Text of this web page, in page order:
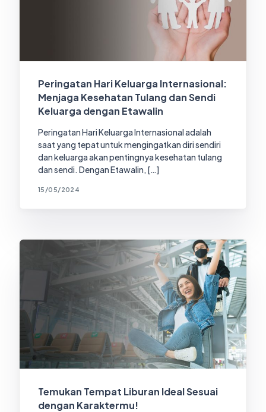
Peringatan Hari Keluarga Internasional:
Menjaga Kesehatan Tulang dan Sendi
Keluarga dengan Etawalin
Peringatan Hari Keluarga Internasional adalah
saat yang tepat untuk mengingatkan diri sendiri
dan keluarga akan pentingnya kesehatan tulang
dan sendi. Dengan Etawalin, […]
15/05/2024
Temukan Tempat Liburan Ideal Sesuai
dengan Karaktermu!